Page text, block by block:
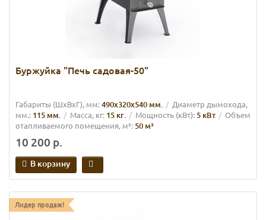
Буржуйка "Печь садовая-50"
Габариты (ШхВхГ), мм:490х320х540 мм.
Диаметр дымохода,
мм.: 115 мм. Масса, кг: 15 кг. Мощность (кВт):5 кВт
Объем
отапливаемого помещения, м³:50 м³
10 200 р.
В корзину
Лидер продаж!